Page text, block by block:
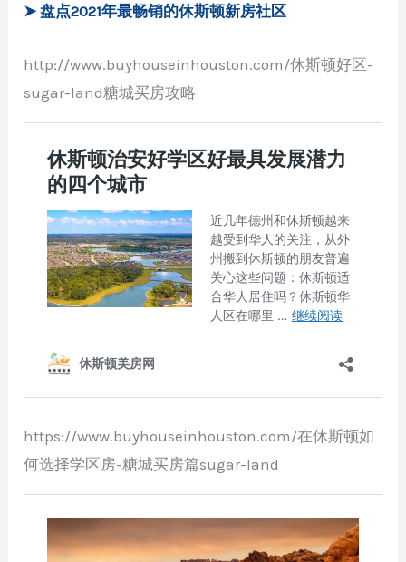
➤ 盘点2021年最畅销的休斯顿新房社区
http://www.buyhouseinhouston.com/休斯顿好区-
sugar-land糖城买房攻略
https://www.buyhouseinhouston.com/在休斯顿如
何选择学区房-糖城买房篇sugar-land